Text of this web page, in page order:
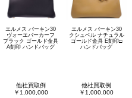
エルメス バーキン30
ヴォーエバーカーフ
ブラック ゴールド金具
A刻印 ハンドバッグ
他社買取例
￥1,000,000
エルメス バーキン30
クシュベル ナチュラル
ゴールド金具 E刻印□
ハンドバッグ
他社買取例
￥1,000,000